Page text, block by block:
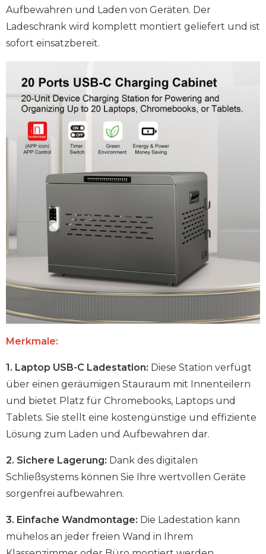
Aufbewahren und Laden von Geräten. Der
Ladeschrank wird komplett montiert geliefert und ist
sofort einsatzbereit.
Merkmale:
1. Laptop USB-C Ladestation: Diese Station verfügt
über einen geräumigen Stauraum mit Innenteilern
und bietet Platz für Chromebooks, Laptops und
Tablets. Sie stellt eine kostengünstige und effiziente
Lösung zum Laden und Aufbewahren dar.
2. Sichere Lagerung: Dank des digitalen
Schließsystems können Sie Ihre wertvollen Geräte
sorgenfrei aufbewahren.
3. Einfache Wandmontage: Die Ladestation kann
mühelos an jeder freien Wand in Ihrem